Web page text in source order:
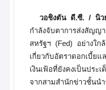
วอชิงตัน ดี.ซี. / นิว
กำลังจับตาการส่งสัญญ
สหรัฐฯ (Fed) อย่างใก
เกี่ยวกับอัตราดอกเบี้ย
เงินเฟ้อที่ยังคงเป็นประ
จากสามสำนักข่า